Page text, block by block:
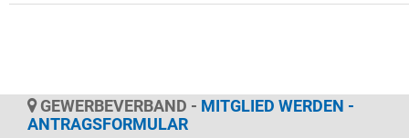
GEWERBEVERBAND - MITGLIED WERDEN -
ANTRAGSFORMULAR